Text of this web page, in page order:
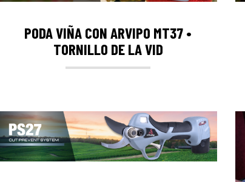
PODA VIÑA CON ARVIPO MT37 •
TORNILLO DE LA VID